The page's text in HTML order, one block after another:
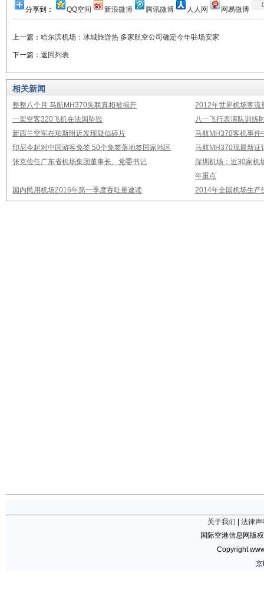
分享到： QQ空间 新浪微博 腾讯微博 人人网 网易微博
上一篇： 哈尔滨机场：冰城旅游热 多家航空公司确定今年驻场安家
下一篇： 返回列表
相关新闻
整整八个月 马航MH370失联真相被揭开
2012年世界机场客流
一架空客320飞机在法国坠毁
八一飞行表演队训练
新西兰空军在珀斯附近发现疑似碎片
马航MH370客机事件
印尼今起对中国游客免签 50个免签落地签国家地区
马航MH370现最新证
张克俭任广东省机场集团董事长、党委书记
深圳机场：近30家机
年重点
国内民用机场2016年第一季度吞吐量速读
2014年全国机场生产
关于我们
法律声
国际空港信息网版
Copyright